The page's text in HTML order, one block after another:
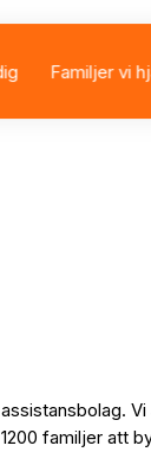
Familjer vi
familjer att